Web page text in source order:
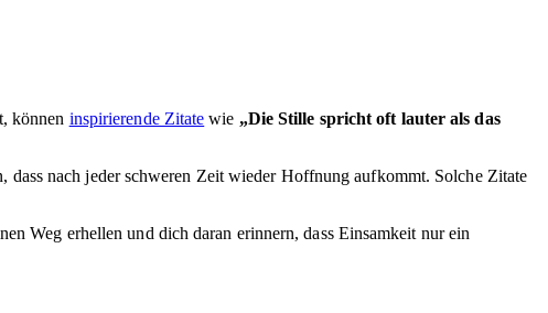
können inspirierende Zitate wie „Die Stille spricht oft lauter als das
dass nach jeder schweren Zeit wieder Hoffnung aufkommt. Solche Zitate
Weg erhellen und dich daran erinnern, dass Einsamkeit nur ein